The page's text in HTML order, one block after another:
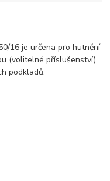
16 je určena pro hutnění
(volitelné příslušenství),
podkladů.